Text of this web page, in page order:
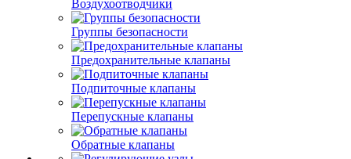
Воздухоотводчики
Группы безопасности
Предохранительные клапаны
Подпиточные клапаны
Перепускные клапаны
Обратные клапаны